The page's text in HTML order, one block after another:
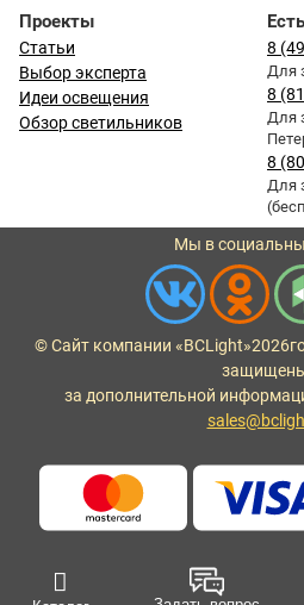
Проекты
Статьи
Выбор эксперта
Идеи освещения
Обзор светильников
8
Для
8
Для
8
Для
Мы в
© Сайт компании «BCLight»2026
за дополнительной